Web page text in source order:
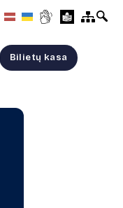
Bilietų kasa